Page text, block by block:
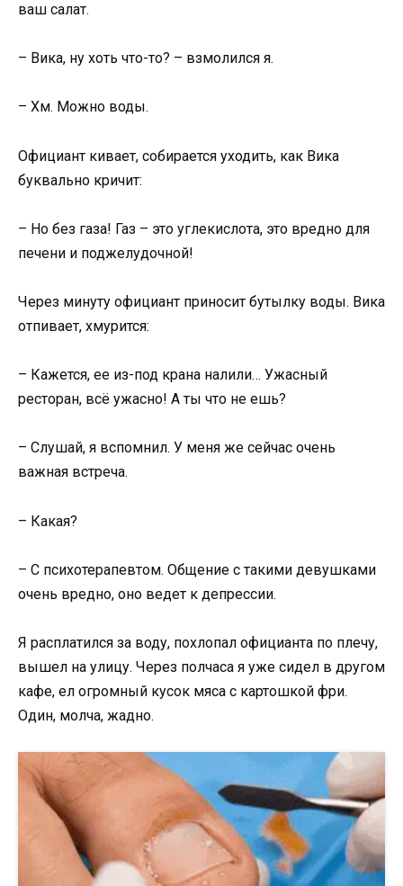
ваш салат.
– Вика, ну хоть что-то? – взмолился я.
– Хм. Можно воды.
Официант кивает, собирается уходить, как Вика
буквально кричит:
– Но без газа! Газ – это углекислота, это вредно для
печени и поджелудочной!
Через минуту официант приносит бутылку воды. Вика
отпивает, хмурится:
– Кажется, ее из-под крана налили… Ужасный
ресторан, всё ужасно! А ты что не ешь?
– Слушай, я вспомнил. У меня же сейчас очень
важная встреча.
– Какая?
– С психотерапевтом. Общение с такими девушками
очень вредно, оно ведет к депрессии.
Я расплатился за воду, похлопал официанта по плечу,
вышел на улицу. Через полчаса я уже сидел в другом
кафе, ел огромный кусок мяса с картошкой фри.
Один, молча, жадно.